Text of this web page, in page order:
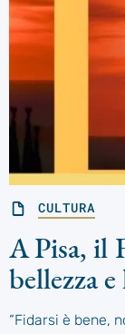
CULTURA
A Pisa, il
bellezza
“Fidarsi è bene,